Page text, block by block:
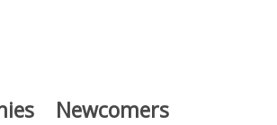
Newcomers